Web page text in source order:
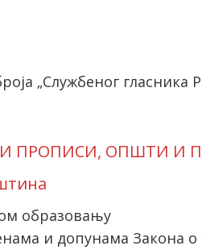
„Службеног гласника
ПРОПИСИ, ОПШТИ И
образовању
и допунама Закона о